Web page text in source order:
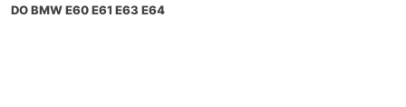
DO BMW E60 E61 E63 E64